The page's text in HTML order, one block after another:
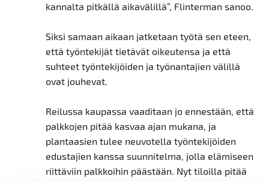
kannalta pitkällä aikavälillä”, Flinterman sanoo.
Siksi samaan aikaan jatketaan työtä sen eteen,
että työntekijät tietävät oikeutensa ja että
suhteet työntekijöiden ja työnantajien välillä
ovat jouhevat.
Reilussa kaupassa vaaditaan jo ennestään, että
palkkojen pitää kasvaa ajan mukana, ja
plantaasien tulee neuvotella työntekijöiden
edustajien kanssa suunnitelma, jolla elämiseen
riittäviin palkkoihin päästään. Nyt tiloilla pitää